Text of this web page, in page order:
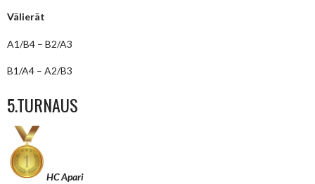
Välierät
A1/B4 – B2/A3
B1/A4 – A2/B3
5.TURNAUS
HC Apari